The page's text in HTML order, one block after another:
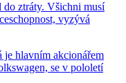
do ztráty. Všichni musí
vyzývá
je hlavním akcionářem
se v pololetí